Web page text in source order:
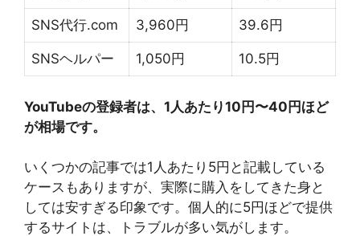
SNS代行.com 3,960円 39.6円
SNSヘルパー 1,050円 10.5円
YouTubeの登録者は、1人あたり10円〜40円ほど
が相場です。
いくつかの記事では1人あたり5円と記載している
ケースもありますが、実際に購入をしてきた身と
しては安すぎる印象です。個人的に5円ほどで提供
するサイトは、トラブルが多い気がします。